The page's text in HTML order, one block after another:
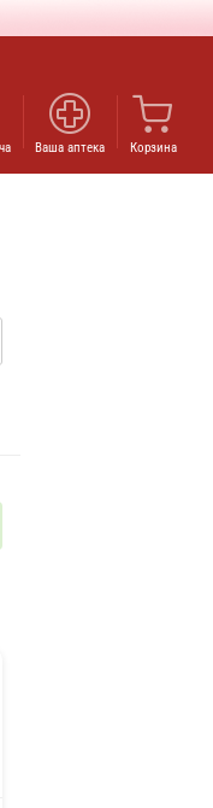
Ваша аптека Корзина